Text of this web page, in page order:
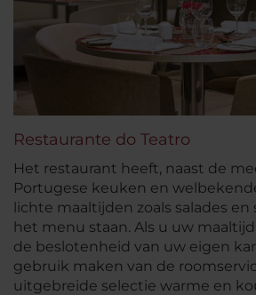
Restaurante do Teatro
Het restaurant heeft, naast de
Portugese keuken en
lichte maaltijden zoals salades en
het menu staan. Als u uw
de beslotenheid van uw eigen
gebruik maken van de
uitgebreide selectie warme en